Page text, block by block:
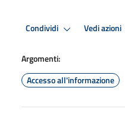
Condividi Vedi azioni
Argomenti:
Accesso all'informazione